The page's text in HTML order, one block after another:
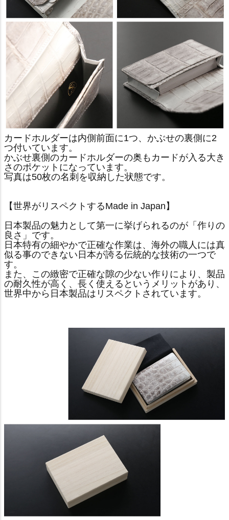
カードホルダーは内側前面に1つ、かぶせの裏側に2
つ付いています。
かぶせ裏側のカードホルダーの奥もカードが入る大き
さのポケットになっています。
写真は50枚の名刺を収納した状態です。
【世界がリスペクトするMade in Japan】
日本製品の魅力として第一に挙げられるのが「作りの
良さ」です。
日本特有の細やかで正確な作業は、海外の職人には真
似る事のできない日本が誇る伝統的な技術の一つで
す。
また、この緻密で正確な隙の少ない作りにより、製品
の耐久性が高く、長く使えるというメリットがあり、
世界中から日本製品はリスペクトされています。